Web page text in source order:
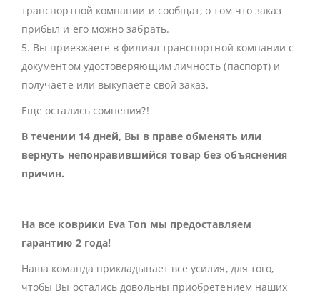
транспортной компании и сообщат, о том что заказ
прибыл и его можно забрать.
5. Вы приезжаете в филиал транспортной компании с
документом удостоверяющим личность (паспорт) и
получаете или выкупаете свой заказ.
Еще остались сомнения?!
В течении 14 дней, Вы в праве обменять или
вернуть непонравившийся товар без объяснения
причин.
На все коврики Eva Ton мы предоставляем
гарантию 2 года!
Наша команда прикладывает все усилия, для того,
чтобы Вы остались довольны приобретением наших